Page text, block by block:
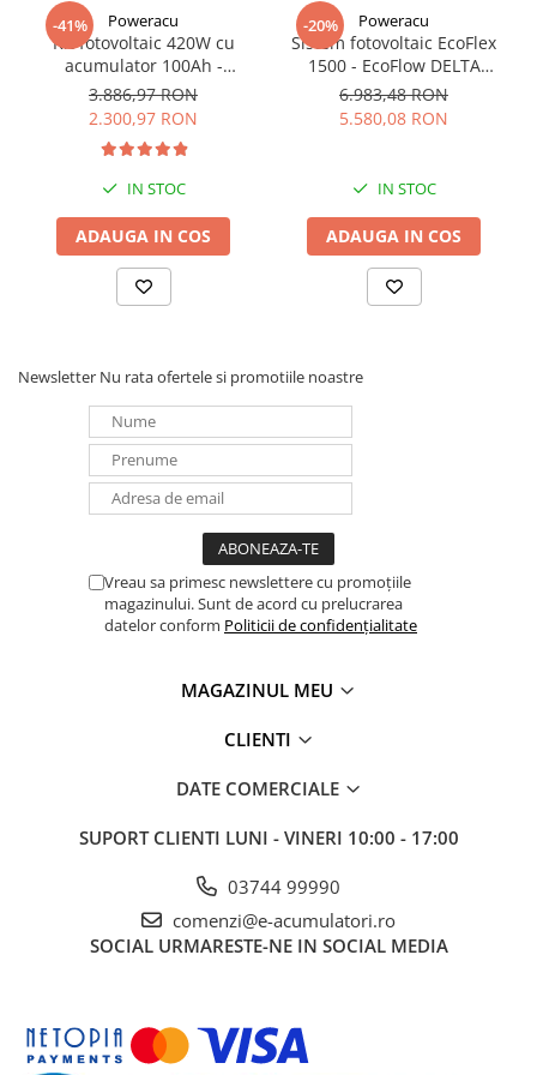
-41% Poweracu
Kit fotovoltaic 420W cu
acumulator 100Ah -
utilizare 12Vcc
3.886,97 RON
2.300,97 RON
IN STOC
ADAUGA IN COS
-20% Poweracu
Sistem fotovoltaic EcoFlex
1500 - EcoFlow DELTA
1500+Panou Solar Semi-
Flexibil SOLARFAM 100W
6.983,48 RON
5.580,08 RON
IN STOC
ADAUGA IN COS
Newsletter Nu rata ofertele si promotiile noastre
Vreau sa primesc newslettere cu promoțiile
magazinului. Sunt de acord cu prelucrarea
datelor conform Politicii de confidențialitate
MAGAZINUL MEU
CLIENTI
DATE COMERCIALE
SUPORT CLIENTI LUNI - VINERI 10:00 - 17:00
03744 99990
comenzi@e-acumulatori.ro
SOCIAL URMARESTE-NE IN SOCIAL MEDIA